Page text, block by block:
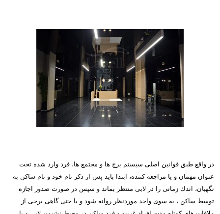
در واقع طبق قوانین اصلی سیستم برج ها و مجتمع ها، فرد وارد شده تحت
عنوان مهمان و یا مراجعه كننده، ابتدا باید پس از ذكر نام خود و نام ساكن به
نگهبان، اندك زمانی را در لابی منتظر بماند و سپس در صورت صدور اجازه
توسط ساكن ، به سوی واحد موردنظر روانه شود و یا حتی گاهی برخی از